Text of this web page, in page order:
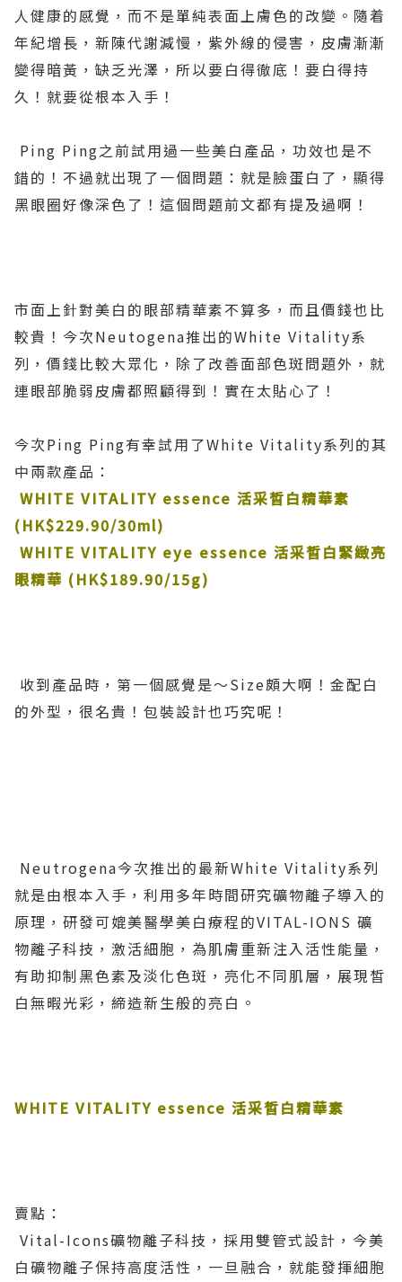
人健康的感覺，而不是單純表面上膚色的改變。隨着
年紀增長，新陳代謝減慢，紫外線的侵害，皮膚漸漸
變得暗黃，缺乏光澤，所以要白得徹底！要白得持
久！就要從根本入手！
Ping Ping之前試用過一些美白產品，功效也是不
錯的！不過就出現了一個問題：就是臉蛋白了，顯得
黑眼圈好像深色了！這個問題前文都有提及過啊！
市面上針對美白的眼部精華素不算多，而且價錢也比
較貴！今次Neutogena推出的White Vitality系
列，價錢比較大眾化，除了改善面部色斑問題外，就
連眼部脆弱皮膚都照顧得到！實在太貼心了！
今次Ping Ping有幸試用了White Vitality系列的其
中兩款產品：
WHITE VITALITY essence 活采晳白精華素
(HK$229.90/30ml)
WHITE VITALITY eye essence 活采晳白緊緻亮
眼精華 (HK$189.90/15g)
收到產品時，第一個感覺是～Size頗大啊！金配白
的外型，很名貴！包裝設計也巧究呢！
Neutrogena今次推出的最新White Vitality系列
就是由根本入手，利用多年時間研究礦物離子導入的
原理，研發可媲美醫學美白療程的VITAL-IONS 礦
物離子科技，激活細胞，為肌膚重新注入活性能量，
有助抑制黑色素及淡化色斑，亮化不同肌層，展現皙
白無暇光彩，締造新生般的亮白。
WHITE VITALITY essence 活采晳白精華素
賣點：
Vital-Icons礦物離子科技，採用雙管式設計，今美
白礦物離子保持高度活性，一旦融合，就能發揮細胞